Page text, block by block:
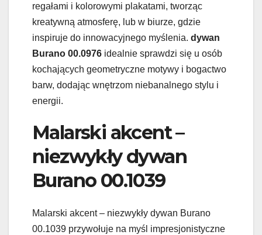
regałami i kolorowymi plakatami, tworząc
kreatywną atmosferę, lub w biurze, gdzie
inspiruje do innowacyjnego myślenia. dywan
Burano 00.0976 idealnie sprawdzi się u osób
kochających geometryczne motywy i bogactwo
barw, dodając wnętrzom niebanalnego stylu i
energii.
Malarski akcent –
niezwykły dywan
Burano 00.1039
Malarski akcent – niezwykły dywan Burano
00.1039 przywołuje na myśl impresjonistyczne